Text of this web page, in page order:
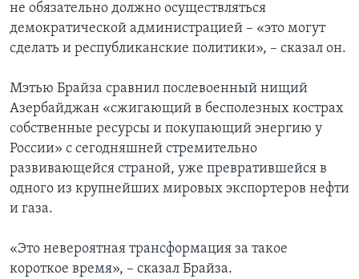
не обязательно должно осуществляться
демократической администрацией – «это могут
сделать и республиканские политики», – сказал он.
Мэтью Брайза сравнил послевоенный нищий
Азербайджан «сжигающий в бесполезных кострах
собственные ресурсы и покупающий энергию у
России» с сегодняшней стремительно
развивающейся страной, уже превратившейся в
одного из крупнейших мировых экспортеров нефти
и газа.
«Это невероятная трансформация за такое
короткое время», – сказал Брайза.